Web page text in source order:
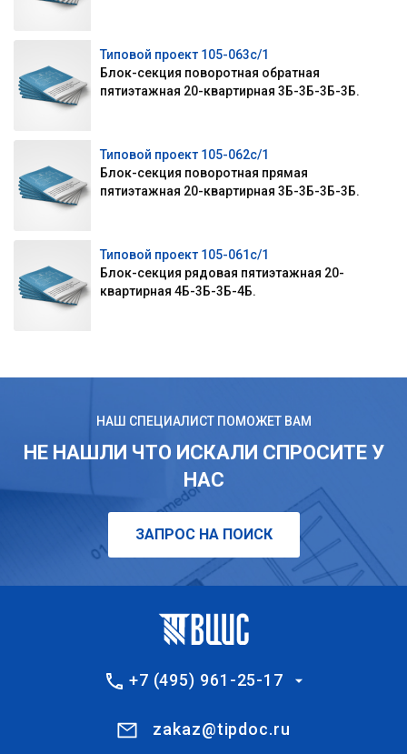
Типовой проект 105-063с/1
Блок-секция поворотная обратная
пятиэтажная 20-квартирная 3Б-3Б-3Б-3Б.
Типовой проект 105-062с/1
Блок-секция поворотная прямая
пятиэтажная 20-квартирная 3Б-3Б-3Б-3Б.
Типовой проект 105-061с/1
Блок-секция рядовая пятиэтажная 20-
квартирная 4Б-3Б-3Б-4Б.
НАШ СПЕЦИАЛИСТ ПОМОЖЕТ ВАМ
НЕ НАШЛИ ЧТО ИСКАЛИ СПРОСИТЕ У
НАС
ЗАПРОС НА ПОИСК
+7 (495) 961-25-17
zakaz@tipdoc.ru